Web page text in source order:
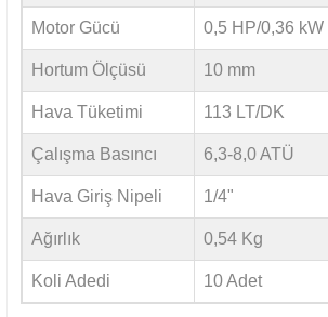
Motor Gücü 0,5 HP/0,36 kW
Hortum Ölçüsü 10 mm
Hava Tüketimi 113 LT/DK
Çalışma Basıncı 6,3-8,0 ATÜ
Hava Giriş Nipeli 1/4"
Ağırlık 0,54 Kg
Koli Adedi 10 Adet